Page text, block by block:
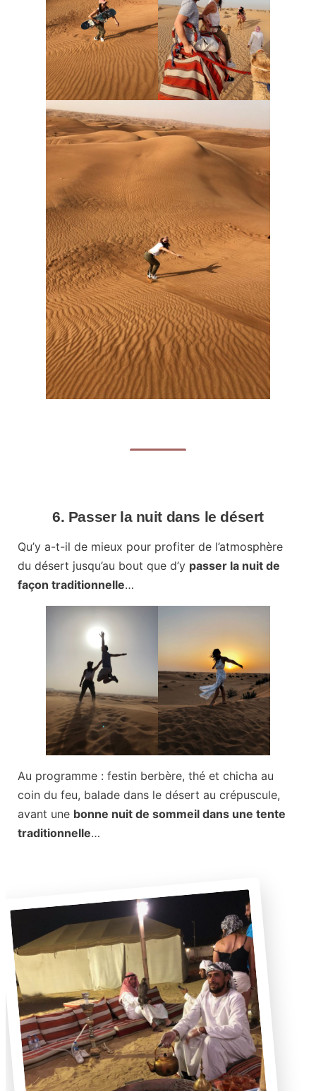
6. Passer la nuit dans le désert
Qu’y a-t-il de mieux pour profiter de l’atmosphère
du désert jusqu’au bout que d’y passer la nuit de
façon traditionnelle…
Au programme : festin berbère, thé et chicha au
coin du feu, balade dans le désert au crépuscule,
avant une bonne nuit de sommeil dans une tente
traditionnelle…